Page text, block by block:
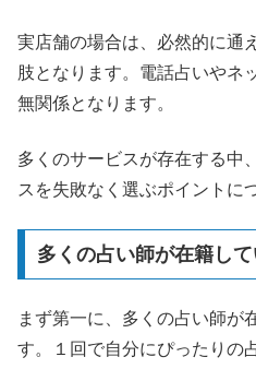
実店舗の場合は、必然的に通
肢となります。電話占いやネ
無関係となります。
多くのサービスが存在する中
スを失敗なく選ぶポイントに
多くの占い師が在籍して
まず第一に、多くの占い師が
す。１回で自分にぴったりの